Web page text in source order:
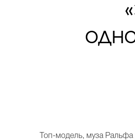
Топ-модель, муза Ральфа